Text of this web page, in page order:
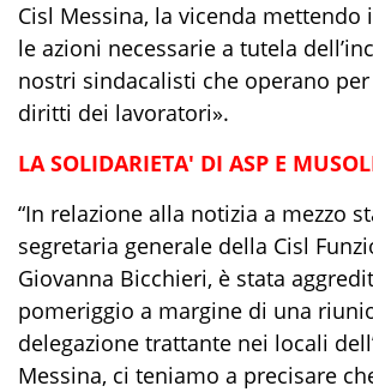
Cisl Messina, la vicenda
le azioni necessarie a tutela
nostri sindacalisti che operano
diritti dei lavoratori».
LA SOLIDARIETA' DI ASP E
“In relazione alla notizia a mezzo
segretaria generale della Cisl
Giovanna Bicchieri, è stata
pomeriggio a margine di una
delegazione trattante nei locali
Messina, ci teniamo a precisare